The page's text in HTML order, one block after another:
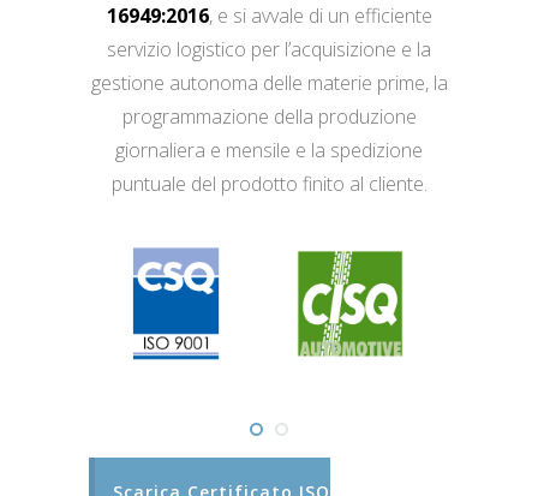
16949:2016, e si avvale di un efficiente
servizio logistico per l’acquisizione e la
gestione autonoma delle materie prime, la
programmazione della produzione
giornaliera e mensile e la spedizione
puntuale del prodotto finito al cliente.